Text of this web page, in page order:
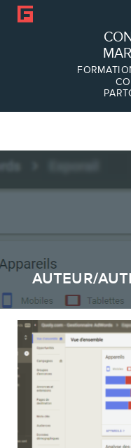
À
Formations
Audits
AUTEUR/